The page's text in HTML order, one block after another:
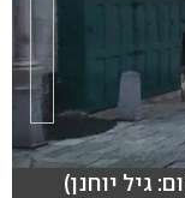
גיל יוחנן)